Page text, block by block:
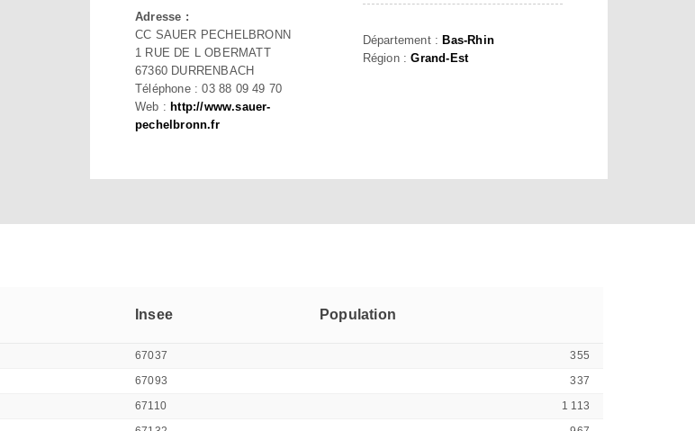
Adresse :
CC SAUER PECHELBRONN
1 RUE DE L OBERMATT
67360 DURRENBACH
Téléphone : 03 88 09 49 70
Web : http://www.sauer-
pechelbronn.fr
Département : Bas-Rhin
Région :Grand-Est
Insee Population
67037
355
67093
337
67110
1 113